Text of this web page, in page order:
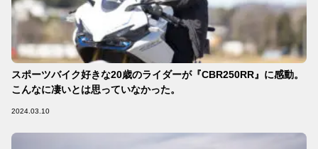
スポーツバイク好きな20歳のライダーが『CBR250RR』に感動。
こんなに凄いとは思っていなかった。
2024.03.10